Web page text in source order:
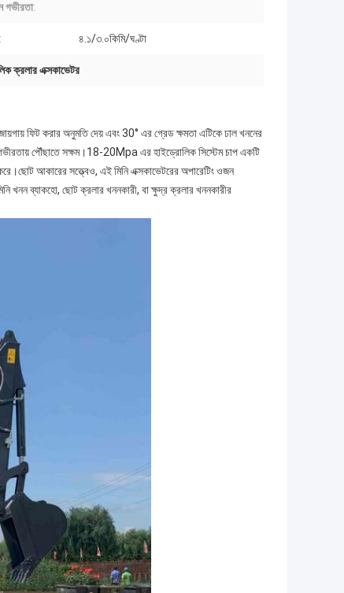
গভীরতা:
৪.১/৩.০কিমি/ঘণ্টা
ক্রলার এক্সকাভেটর
ফিট করার অনুমতি দেয় এবং 30° এর গ্রেড ক্ষমতা এটিকে ঢাল খননের
গভীরতায় পৌঁছাতে সক্ষম।18-20Mpa এর হাইড্রোলিক সিস্টেম চাপ একটি
আকারের সত্ত্বেও, এই মিনি এক্সকাভেটরের অপারেটিং ওজন
খনন ব্যাকহো, ছোট ক্রলার খননকারী, বা ক্ষুদ্র ক্রলার খননকারীর